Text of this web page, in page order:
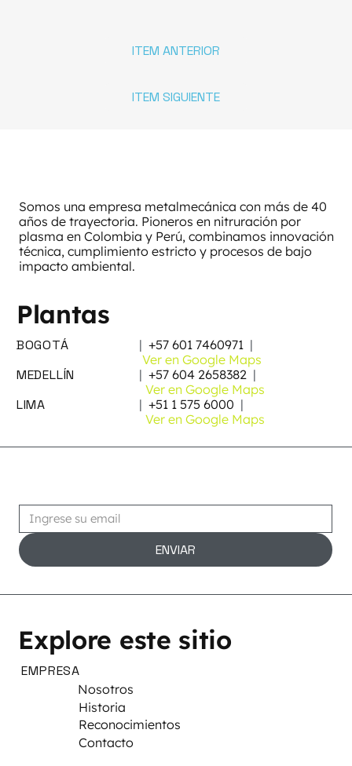
ITEM ANTERIOR
ITEM SIGUIENTE
Somos una empresa metalmecánica con más de 40
años de trayectoria. Pioneros en nitruración por
plasma en Colombia y Perú, combinamos innovación
técnica, cumplimiento estricto y procesos de bajo
impacto ambiental.
Plantas
BOGOTÁ | +57 601 7460971 |
Ver en Google Maps
MEDELLÍN | +57 604 2658382 |
Ver en Google Maps
LIMA | +51 1 575 6000 |
Ver en Google Maps
ENVIAR
Explore este sitio
EMPRESA
Nosotros
Historia
Reconocimientos
Contacto